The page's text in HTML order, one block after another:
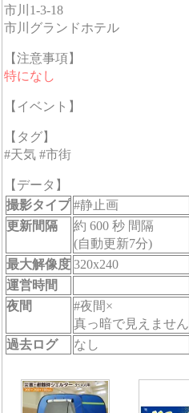
市川1-3-18
市川グランドホテル
【注意事項】
特になし
【イベント】
【タグ】
#天気 #市街
【データ】
撮影タイプ #静止画
更新間隔
約 600 秒 間隔
(自動更新7分)
最大解像度 320x240
運営時間
夜間
#夜間×
真っ暗で見えません
過去ログ
なし